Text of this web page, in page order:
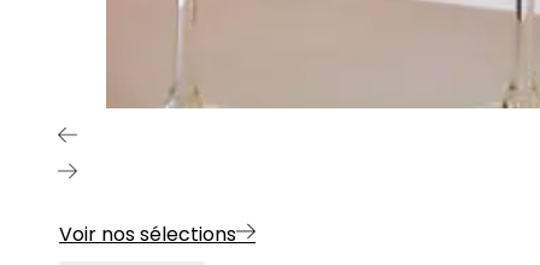
Voir nos sélections